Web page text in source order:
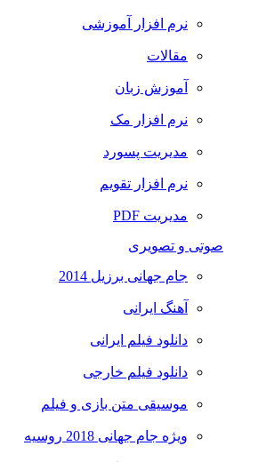
نرم افزار آموزشی
مقالات
آموزش زبان
نرم افزار مک
مدیریت پسورد
نرم افزار تقویم
مدیریت PDF
صوتی و تصویری
جام جهانی برزیل 2014
آهنگ ایرانی
دانلود فیلم ایرانی
دانلود فیلم خارجی
موسیقی متن بازی و فیلم
ویژه جام جهانی 2018 روسیه